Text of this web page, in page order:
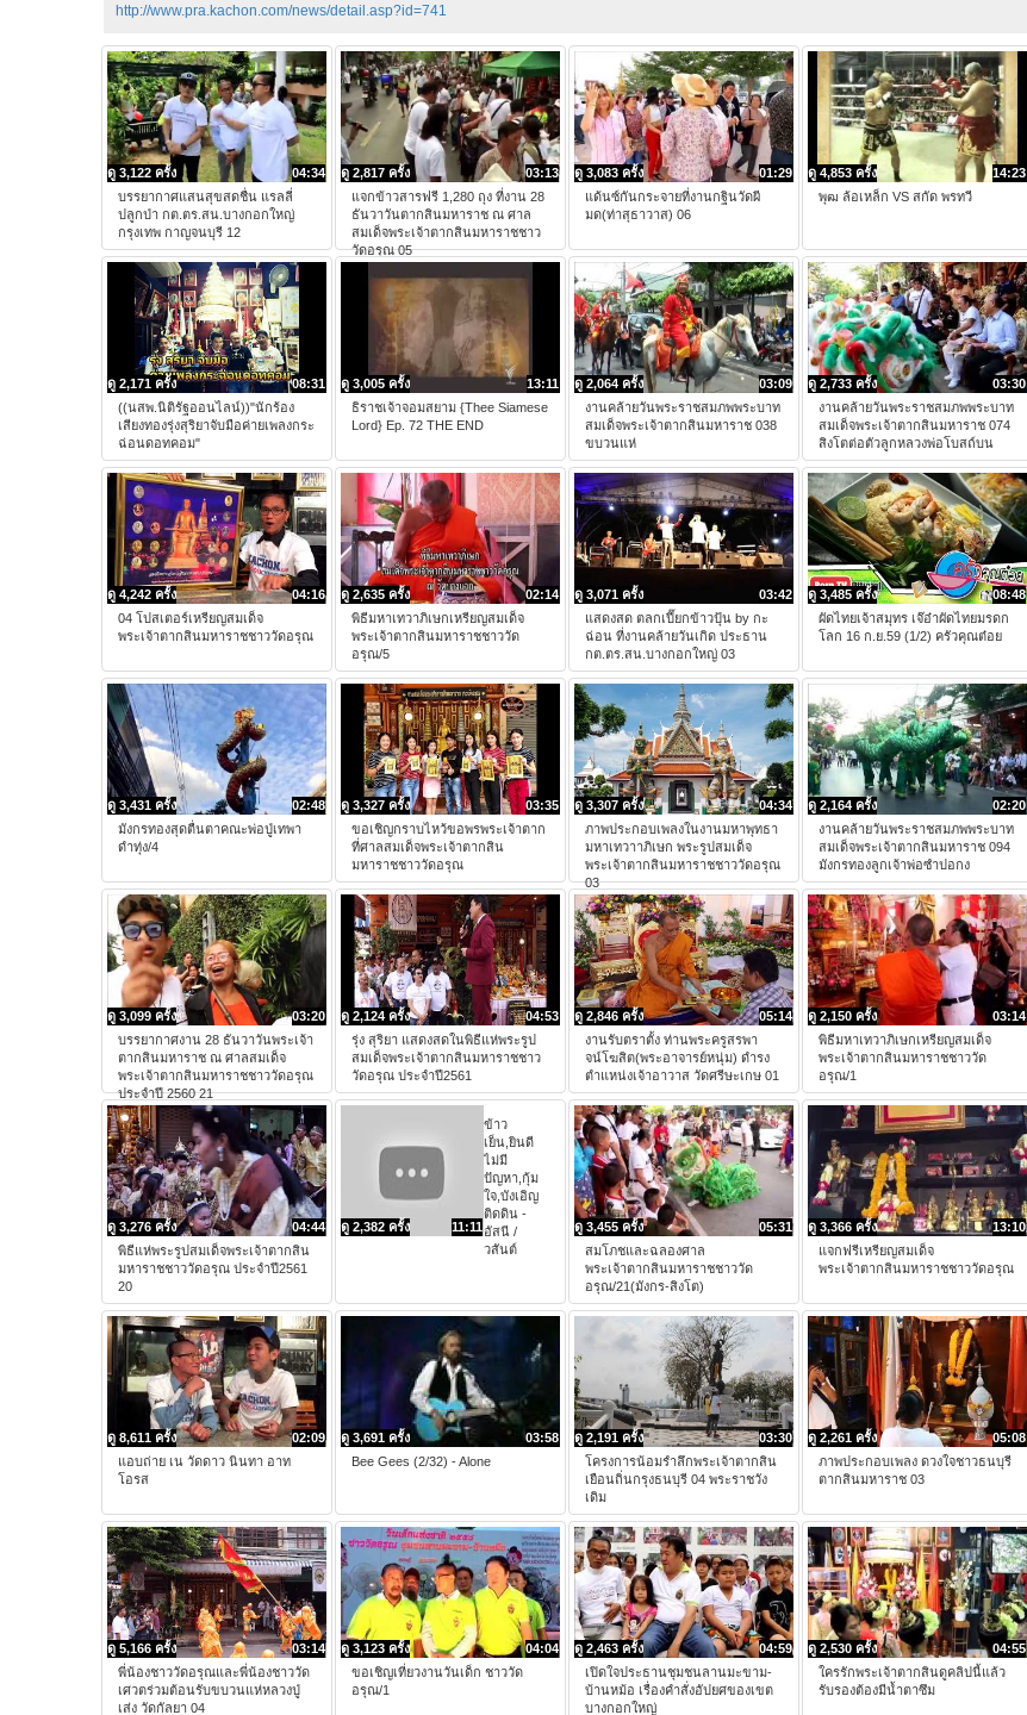
http://www.pra.kachon.com/news/detail.asp?id=741
04:34
ดู 3,122 ครั้ง
บรรยากาศแสนสุขสดชื่น แรลลี่
ปลูกป่า กต.ตร.สน.บางกอกใหญ่
กรุงเทพ กาญจนบุรี 12
03:13
ดู 2,817 ครั้ง
แจกข้าวสารฟรี 1,280 ถุง ที่งาน 28
ธันวาวันตากสินมหาราช ณ ศาล
สมเด็จพระเจ้าตากสินมหาราชชาว
วัดอรุณ 05
01:29
ดู 3,083 ครั้ง
แด้นซ์กันกระจายที่งานกฐินวัดผี
มด(ท่าสุธาวาส) 06
14:23
ดู 4,853 ครั้ง
พุฒ ล้อเหล็ก VS สกัด พรทวี
08:31
ดู 2,171 ครั้ง
((นสพ.นิติรัฐออนไลน์))"นักร้อง
เสียงทองรุ่งสุริยาจับมือค่ายเพลงกระ
ฉ่อนดอทคอม"
13:11
ดู 3,005 ครั้ง
ธิราชเจ้าจอมสยาม {Thee Siamese
Lord} Ep. 72 THE END
03:09
ดู 2,064 ครั้ง
งานคล้ายวันพระราชสมภพพระบาท
สมเด็จพระเจ้าตากสินมหาราช 038
ขบวนแห่
03:30
ดู 2,733 ครั้ง
งานคล้ายวันพระราชสมภพพระบาท
สมเด็จพระเจ้าตากสินมหาราช 074
สิงโตต่อตัวลูกหลวงพ่อโบสถ์บน
04:16
ดู 4,242 ครั้ง
04 โปสเตอร์เหรียญสมเด็จ
พระเจ้าตากสินมหาราชชาววัดอรุณ
02:14
ดู 2,635 ครั้ง
พิธีมหาเทวาภิเษกเหรียญสมเด็จ
พระเจ้าตากสินมหาราชชาววัด
อรุณ/5
03:42
ดู 3,071 ครั้ง
แสดงสด ตลกเปี๊ยกข้าวปุ้น by กะ
ฉ่อน ที่งานคล้ายวันเกิด ประธาน
กต.ตร.สน.บางกอกใหญ่ 03
08:48
ดู 3,485 ครั้ง
ผัดไทยเจ้าสมุทร เจ๊อ๋าผัดไทยมรดก
โลก 16 ก.ย.59 (1/2) ครัวคุณต๋อย
02:48
ดู 3,431 ครั้ง
มังกรทองสุดตื่นตาคณะพ่อปู่เทพา
ดำทุ่ง/4
03:35
ดู 3,327 ครั้ง
ขอเชิญกราบไหว้ขอพรพระเจ้าตาก
ที่ศาลสมเด็จพระเจ้าตากสิน
มหาราชชาววัดอรุณ
04:34
ดู 3,307 ครั้ง
ภาพประกอบเพลงในงานมหาพุทธา
มหาเทวาาภิเษก พระรูปสมเด็จ
พระเจ้าตากสินมหาราชชาววัดอรุณ
03
02:20
ดู 2,164 ครั้ง
งานคล้ายวันพระราชสมภพพระบาท
สมเด็จพระเจ้าตากสินมหาราช 094
มังกรทองลูกเจ้าพ่อซำปอกง
03:20
ดู 3,099 ครั้ง
บรรยากาศงาน 28 ธันวาวันพระเจ้า
ตากสินมหาราช ณ ศาลสมเด็จ
พระเจ้าตากสินมหาราชชาววัดอรุณ
ประจำปี 2560 21
04:53
ดู 2,124 ครั้ง
รุ่ง สุริยา แสดงสดในพิธีแห่พระรูป
สมเด็จพระเจ้าตากสินมหาราชชาว
วัดอรุณ ประจำปี2561
05:14
ดู 2,846 ครั้ง
งานรับตราตั้ง ท่านพระครูสรพา
จน์โฆสิต(พระอาจารย์หนุ่ม) ดำรง
ตำแหน่งเจ้าอาวาส วัดศรีษะเกษ 01
03:14
ดู 2,150 ครั้ง
พิธีมหาเทวาภิเษกเหรียญสมเด็จ
พระเจ้าตากสินมหาราชชาววัด
อรุณ/1
04:44
ดู 3,276 ครั้ง
พิธีแห่พระรูปสมเด็จพระเจ้าตากสิน
มหาราชชาววัดอรุณ ประจำปี2561
20
11:11
ดู 2,382 ครั้ง
ข้าว
เย็น,ยินดี
ไม่มี
ปัญหา,กุ้ม
ใจ,บังเอิญ
ติดดิน -
อัสนี /
วสันต์
05:31
ดู 3,455 ครั้ง
สมโภชและฉลองศาล
พระเจ้าตากสินมหาราชชาววัด
อรุณ/21(มังกร-สิงโต)
13:10
ดู 3,366 ครั้ง
แจกฟรีเหรียญสมเด็จ
พระเจ้าตากสินมหาราชชาววัดอรุณ
02:09
ดู 8,611 ครั้ง
แอบถ่าย เน วัดดาว นินทา อาท
โอรส
03:58
ดู 3,691 ครั้ง
Bee Gees (2/32) - Alone
03:30
ดู 2,191 ครั้ง
โครงการน้อมรำลึกพระเจ้าตากสิน
เยือนถิ่นกรุงธนบุรี 04 พระราชวัง
เดิม
05:08
ดู 2,261 ครั้ง
ภาพประกอบเพลง ดวงใจชาวธนบุรี
ตากสินมหาราช 03
03:14
ดู 5,166 ครั้ง
พี่น้องชาววัดอรุณและพี่น้องชาววัด
เศวตร่วมต้อนรับขบวนแห่หลวงปู่
เส่ง วัดกัลยา 04
04:04
ดู 3,123 ครั้ง
ขอเชิญเที่ยวงานวันเด็ก ชาววัด
อรุณ/1
04:59
ดู 2,463 ครั้ง
เปิดใจประธานชุมชนลานมะขาม-
บ้านหม้อ เรื่องคำสั่งอัปยศของเขต
บางกอกใหญ่
04:55
ดู 2,530 ครั้ง
ใครรักพระเจ้าตากสินดูคลิปนี้แล้ว
รับรองต้องมีน้ำตาซึม